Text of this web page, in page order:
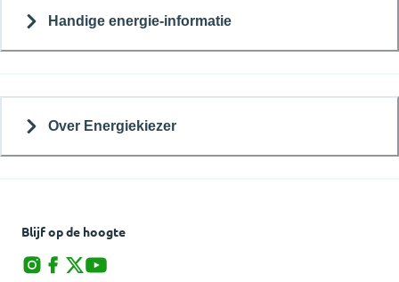
Handige energie-informatie
Over Energiekiezer
Blijf op de hoogte